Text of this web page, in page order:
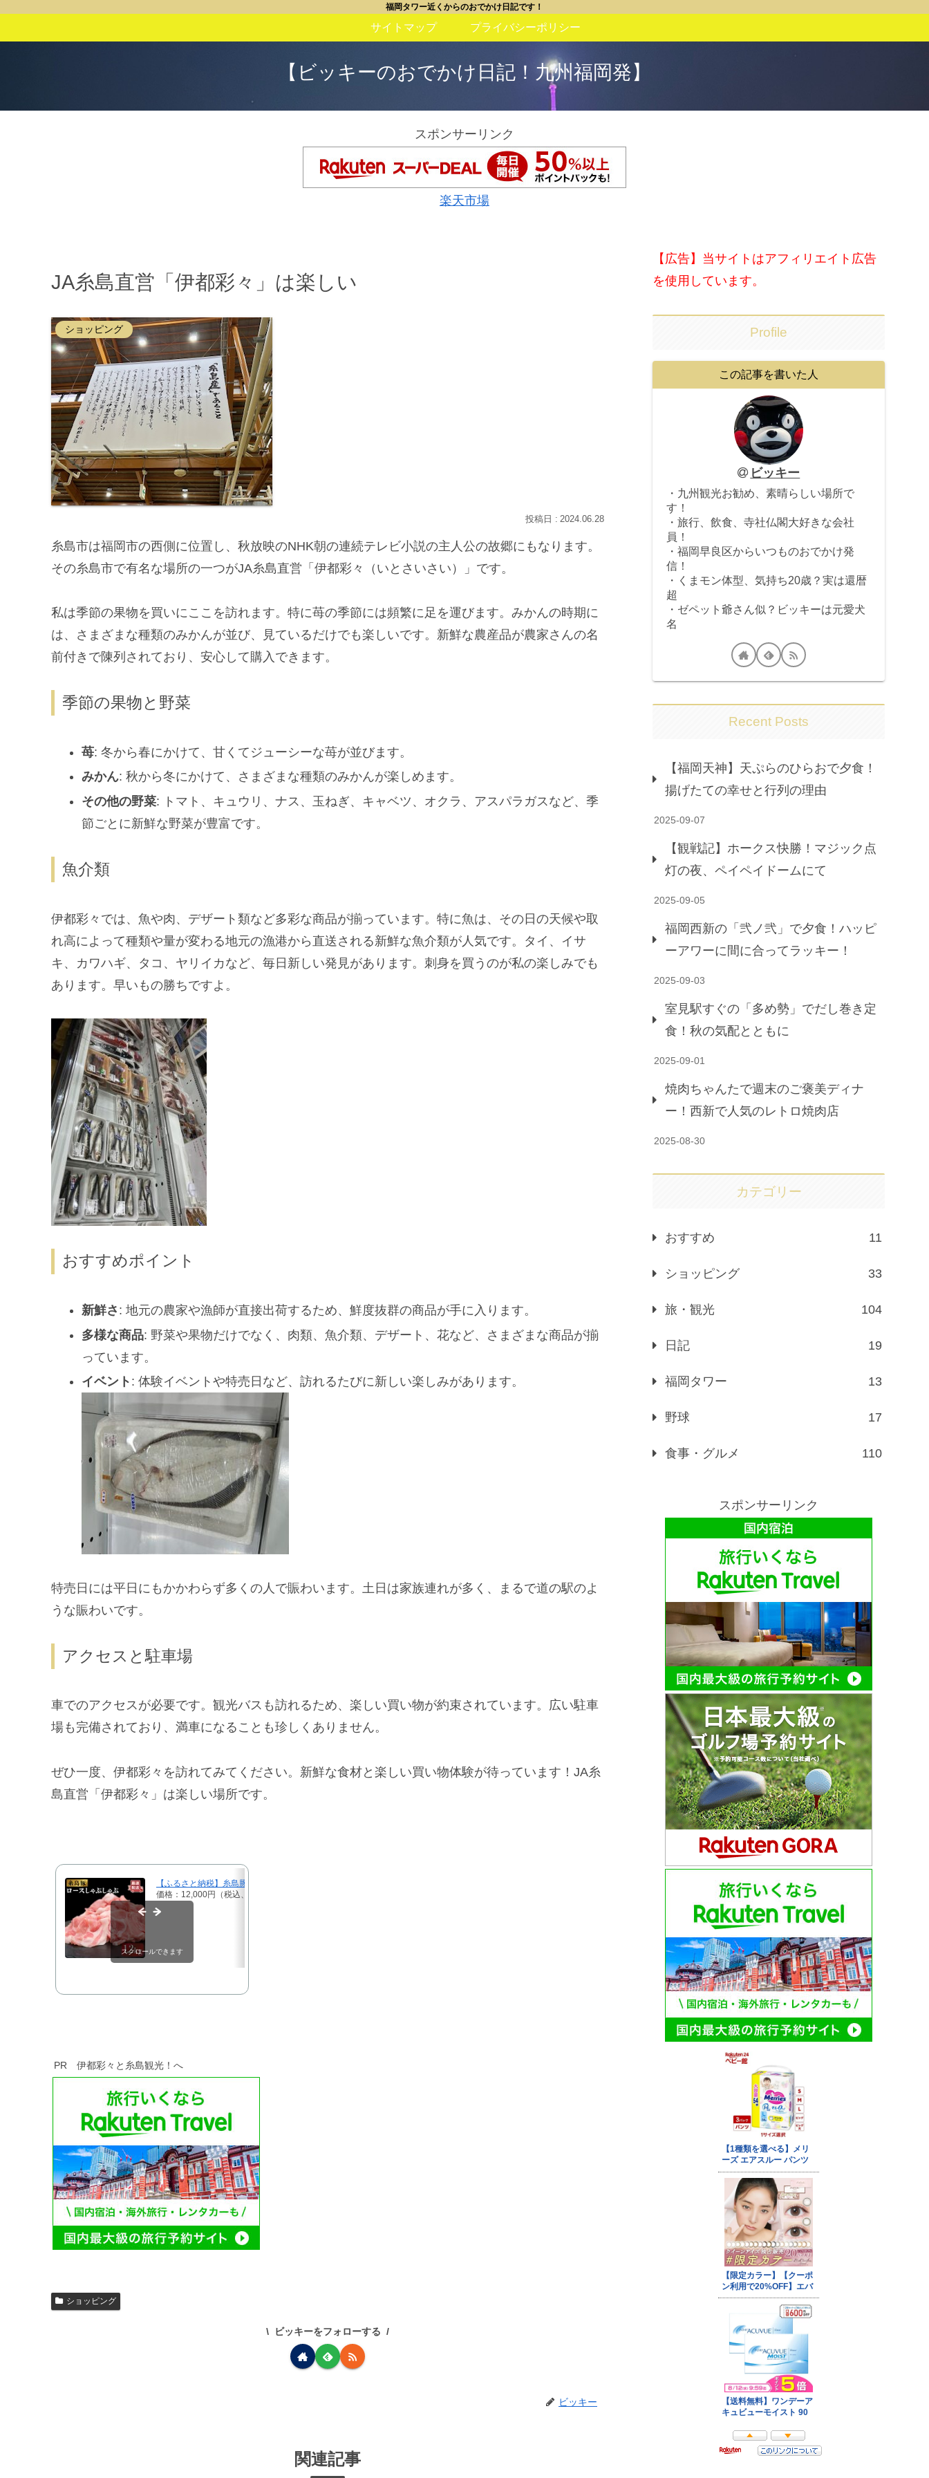
福岡タワー近くからのおでかけ日記です！
【ビッキーのおでかけ日記！九州福岡発】
サイトマップ プライバシーポリシー
スポンサーリンク
楽天市場
JA糸島直営「伊都彩々」は楽しい
ショッピング
2024.06.28
糸島市は福岡市の西側に位置し、秋放映のNHK朝の連続テレビ小説の主人公の故郷にもなります。
その糸島市で有名な場所の一つがJA糸島直営「伊都彩々（いとさいさい）」です。
私は季節の果物を買いにここを訪れます。特に苺の季節には頻繁に足を運びます。みかんの時期に
は、さまざまな種類のみかんが並び、見ているだけでも楽しいです。新鮮な農産品が農家さんの名
前付きで陳列されており、安心して購入できます。
季節の果物と野菜
苺: 冬から春にかけて、甘くてジューシーな苺が並びます。
みかん: 秋から冬にかけて、さまざまな種類のみかんが楽しめます。
その他の野菜: トマト、キュウリ、ナス、玉ねぎ、キャベツ、オクラ、アスパラガスなど、季
節ごとに新鮮な野菜が豊富です。
魚介類
伊都彩々では、魚や肉、デザート類など多彩な商品が揃っています。特に魚は、その日の天候や取
れ高によって種類や量が変わる地元の漁港から直送される新鮮な魚介類が人気です。タイ、イサ
キ、カワハギ、タコ、ヤリイカなど、毎日新しい発見があります。刺身を買うのが私の楽しみでも
あります。早いもの勝ちですよ。
おすすめポイント
新鮮さ : 地元の農家や漁師が直接出荷するため、鮮度抜群の商品が手に入ります。
多様な商品: 野菜や果物だけでなく、肉類、魚介類、デザート、花など、さまざまな商品が揃
っています。
イベント : 体験イベントや特売日など、訪れるたびに新しい楽しみがあります。
特売日には平日にもかかわらず多くの人で賑わいます。土日は家族連れが多く、まるで道の駅のよ
うな賑わいです。
アクセスと駐車場
車でのアクセスが必要です。観光バスも訪れるため、楽しい買い物が約束されています。広い駐車
場も完備されており、満車になることも珍しくありません。
ぜひ一度、伊都彩々を訪れてみてください。新鮮な食材と楽しい買い物体験が待っています！JA糸
島直営「伊都彩々」は楽しい場所です。
【ふるさと納税】糸島豚 ロース しゃぶしゃぶセット1.2kg(600g×2p) 糸島市 / JA糸島産直市場 伊都菜彩[AED002] 豚肉 豚しゃぶ 12000円
価格：12,000円（税込、送料無料)
スクロールできます
PR 伊都彩々と糸島観光！へ
ショッピング
ビッキーをフォローする
ビッキー
関連記事
【広告】当サイトはアフィリエイト広告
を使用しています。
Profile
この記事を書いた人
ビッキー
・九州観光お勧め、素晴らしい場所で
す！
・旅行、飲食、寺社仏閣大好きな会社
員！
・福岡早良区からいつものおでかけ発
信！
・くまモン体型、気持ち20歳？実は還暦
超
・ゼペット爺さん似？ビッキーは元愛犬
名
Recent Posts
【福岡天神】天ぷらのひらおで夕食！
揚げたての幸せと行列の理由
2025-09-07
【観戦記】ホークス快勝！マジック点
灯の夜、ペイペイドームにて
2025-09-05
福岡西新の「弐ノ弐」で夕食！ハッピ
ーアワーに間に合ってラッキー！
2025-09-03
室見駅すぐの「多め勢」でだし巻き定
食！秋の気配とともに
2025-09-01
焼肉ちゃんたで週末のご褒美ディナ
ー！西新で人気のレトロ焼肉店
2025-08-30
カテゴリー
おすすめ 11
ショッピング 33
旅・観光 104
日記 19
福岡タワー 13
野球 17
食事・グルメ 110
スポンサーリンク